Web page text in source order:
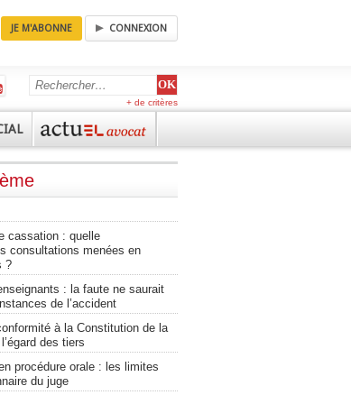
JE M'ABONNE CONNEXION
+ de critères
cassation : quelle
consultations menées en
?
: la faute ne saurait
de l’accident
à la Constitution de la
des tiers
procédure orale : les limites
du juge